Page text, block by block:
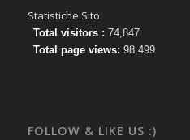
Statistiche Sito
Total visitors : 74,847
Total page views: 98,499
FOLLOW & LIKE US :)